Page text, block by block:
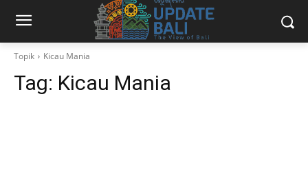
Topik Kicau Mania
Tag: Kicau Mania